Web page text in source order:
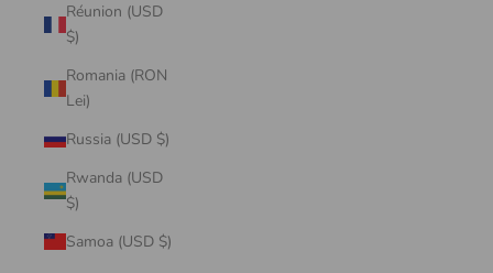
Réunion (USD
$)
Romania (RON
Lei)
Russia (USD $)
Rwanda (USD
$)
Samoa (USD $)